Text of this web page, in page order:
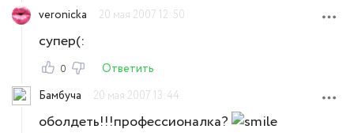
veronicka
20 мая 2007 12:50
супер(:
0
Ответить
Бамбуча
20 мая 2007 13:44
оболдеть!!!профессионалка?